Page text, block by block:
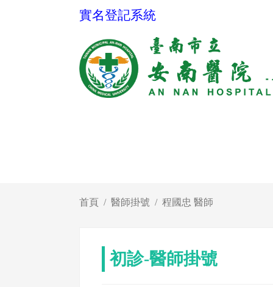
實名登記系統
首頁 醫師掛號 程國忠 醫師
初診-醫師掛號